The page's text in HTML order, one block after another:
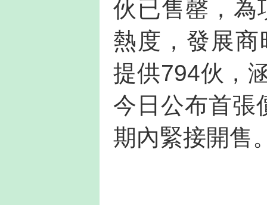
伙已售罄，為
熱度，發展
提供794伙，
今日公布首張
期內緊接開售